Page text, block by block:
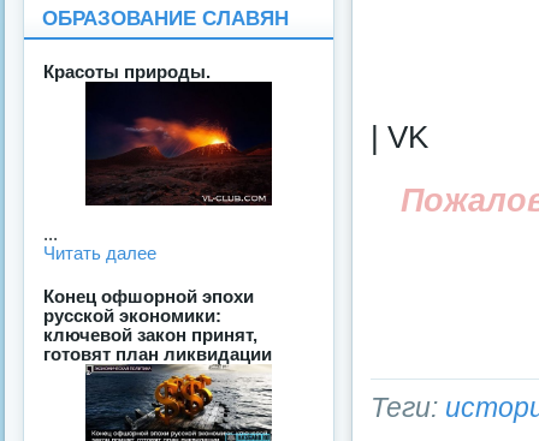
| VK
Теги:
ОБРАЗОВАНИЕ СЛАВЯН
Красоты природы.
...
Читать далее
Конец офшорной эпохи
русской экономики:
ключевой закон принят,
готовят план ликвидации